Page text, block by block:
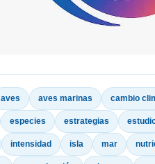
aves aves marinas cambio
especies estrategias
intensidad isla mar